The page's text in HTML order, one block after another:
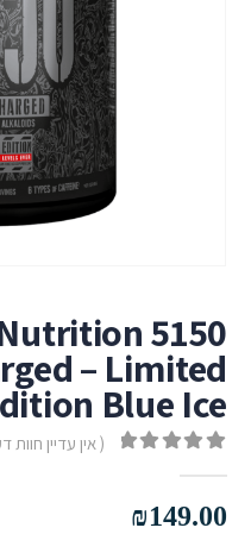
5150
– Limited
Blue Ice
( אין עדיין חוות
₪149.00